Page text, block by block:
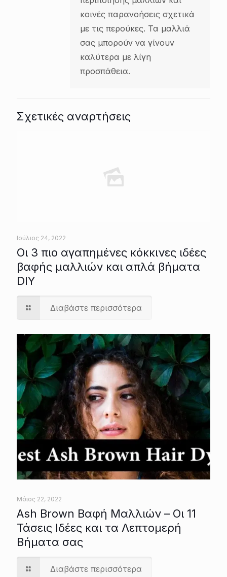
κοινές παρανοήσεις σχετικά
με τις περούκες. Τα μαλλιά
σας μπορούν να γίνουν
καλύτερα με λίγη
προσπάθεια.
Σχετικές αναρτήσεις
Ιούλιος 24, 2022
Οι 3 πιο αγαπημένες κόκκινες ιδέες
βαφής μαλλιών και απλά βήματα
DIY
Διαβάστε περισσότερα
Μάιος 22, 2022
Ash Brown Βαφή Μαλλιών – Οι 11
Τάσεις Ιδέες και τα Λεπτομερή
Βήματα σας
Διαβάστε περισσότερα